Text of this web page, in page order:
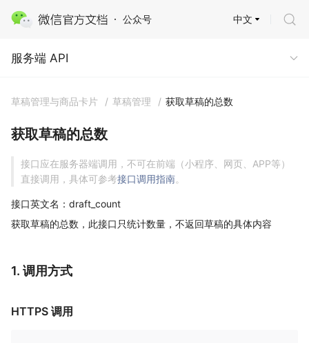
公众号
服务端 API
中文
服务端 API
草稿管理与商品卡片 / 草稿管理 / 获取草稿的总数
获取草稿的总数
接口应在服务器端调用，不可在前端（小程序、网页、APP等）
直接调用，具体可参考接口调用指南。
接口英文名：draft_count
获取草稿的总数，此接口只统计数量，不返回草稿的具体内容
1. 调用方式
HTTPS 调用